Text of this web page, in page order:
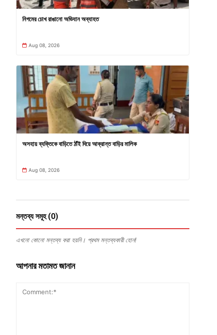
নিগমের চোখ রাঙানো অভিযান অব্যাহত
Aug 08, 2026
অসহায় ব্যক্তিকে বাড়িতে ঠাঁই দিয়ে আক্রান্ত বাড়ির মালিক
Aug 08, 2026
মন্তব্য সমূহ (0)
এখনো কোনো মন্তব্য করা হয়নি। প্রথম মন্তব্যকারী হোন!
আপনার মতামত জানান